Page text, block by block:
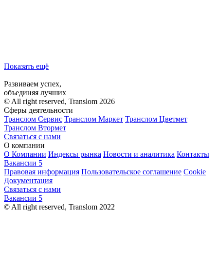
Показать ещё
Развиваем успех,
объединяя лучших
© All right reserved, Translom 2026
Сферы деятельности
Транслом Сервис Транслом Маркет Транслом Цветмет
Транслом Втормет
Связаться с нами
О компании
О Компании Индексы рынка Новости и аналитика Контакты
Вакансии 5
Правовая информация Пользовательское соглашение Cookie
Документация
Связаться с нами
Вакансии 5
© All right reserved, Translom 2022